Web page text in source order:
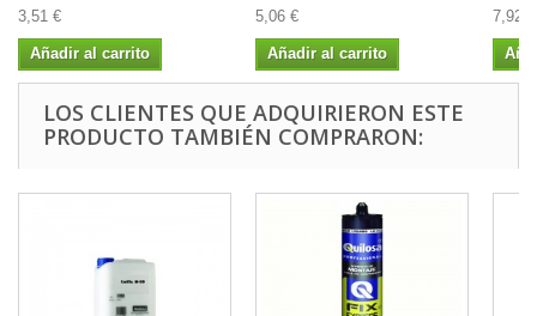
3,51 €
Añadir al carrito
5,06 €
Añadir al carrito
7,92 €
LOS CLIENTES QUE ADQUIRIERON ESTE
PRODUCTO TAMBIÉN COMPRARON: